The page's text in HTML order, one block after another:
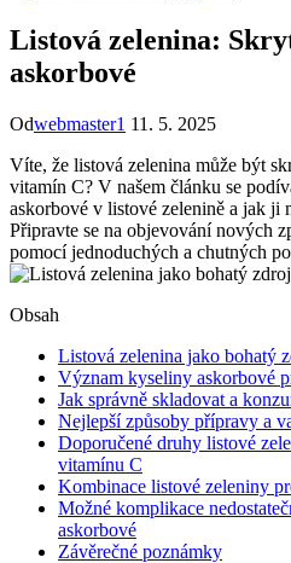
Listová zelenina:
askorbové
Odwebmaster1 11. 5. 2025
Víte, že listová zelenina může být
vitamín C? V našem článku se
askorbové v listové zelenině a jak ji
Připravte se na objevování nových
pomocí jednoduchých a chutných
Obsah
Listová zelenina jako bohatý
Význam kyseliny askorbové
Jak správně skladovat a
Nejlepší způsoby přípravy a
Doporučené druhy listové
vitamínu C
Kombinace listové zeleniny
Možné komplikace
askorbové
Závěrečné poznámky